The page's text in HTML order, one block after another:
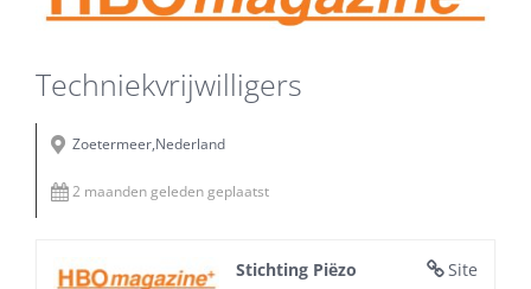
afbeelding
Techniekvrijwilligers
Zoetermeer,Nederland
2 maanden geleden geplaatst
Site
Stichting Piëzo